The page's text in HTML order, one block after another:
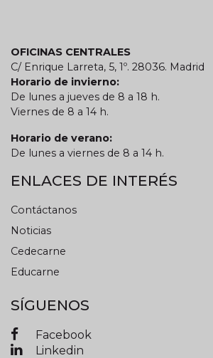
OFICINAS CENTRALES
C/ Enrique Larreta, 5, 1º. 28036. Madrid
Horario de invierno:
De lunes a jueves de 8 a 18 h.
Viernes de 8 a 14 h.
Horario de verano:
De lunes a viernes de 8 a 14 h.
ENLACES DE INTERÉS
Contáctanos
Noticias
Cedecarne
Educarne
SÍGUENOS
Facebook
Linkedin